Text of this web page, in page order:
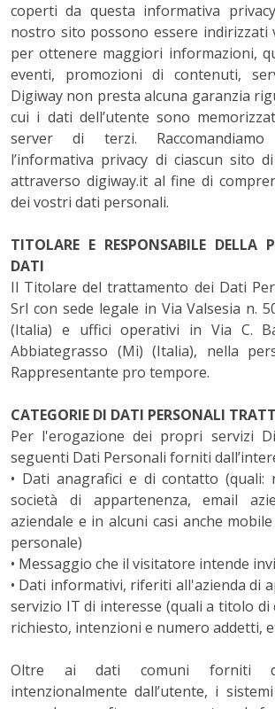
coperti da questa informativa
nostro sito possono essere indirizzati
per ottenere maggiori informazioni,
eventi, promozioni di contenuti,
Digiway non presta alcuna garanzia
cui i dati dell’utente sono
server di terzi.
l’informativa privacy di ciascun sito
attraverso digiway.it al fine di
dei vostri dati personali.
TITOLARE E RESPONSABILE DELLA
DATI
Il Titolare del trattamento dei Dati
Srl con sede legale in Via Valsesia n.
(Italia) e uffici operativi in Via C.
Abbiategrasso (Mi) (Italia), nella
Rappresentante pro tempore.
CATEGORIE DI DATI PERSONALI
Per l'erogazione dei propri servizi
seguenti Dati Personali forniti
• Dati anagrafici e di contatto (quali:
società di appartenenza, email
aziendale e in alcuni casi anche
personale)
• Messaggio che il visitatore intende
• Dati informativi, riferiti all'azienda di
servizio IT di interesse (quali a titolo di
richiesto, intenzioni e numero addetti,
Oltre ai dati comuni forniti
intenzionalmente dall’utente, i